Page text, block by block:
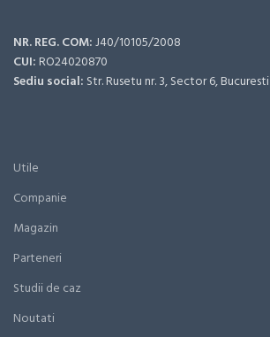
NR. REG. COM:J40/10105/2008
CUI:RO24020870
Sediu social: Str. Rusetu nr. 3, Sector 6, Bucuresti
Utile
Companie
Magazin
Parteneri
Studii de caz
Noutati